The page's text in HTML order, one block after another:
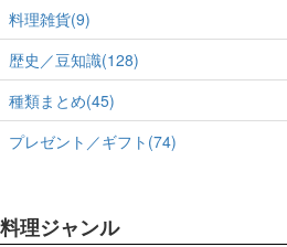
料理雑貨(9)
歴史／豆知識(128)
種類まとめ(45)
プレゼント／ギフト(74)
料理ジャンル